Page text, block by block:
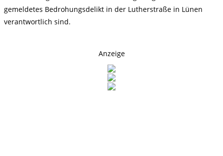
gemeldetes Bedrohungsdelikt in der Lutherstraße in Lünen
verantwortlich sind.
Anzeige